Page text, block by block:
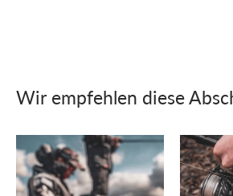
Wir empfehlen diese